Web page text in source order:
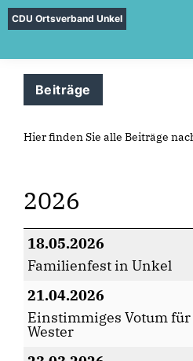
CDU Ortsverband Unkel
Beiträge
Hier finden Sie alle Beiträge
2026
18.05.2026
Familienfest in Unkel
21.04.2026
Einstimmiges Votum
Wester